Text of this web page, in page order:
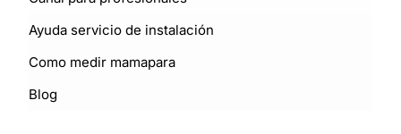
Ayuda servicio de instalación
Como medir mamapara
Blog